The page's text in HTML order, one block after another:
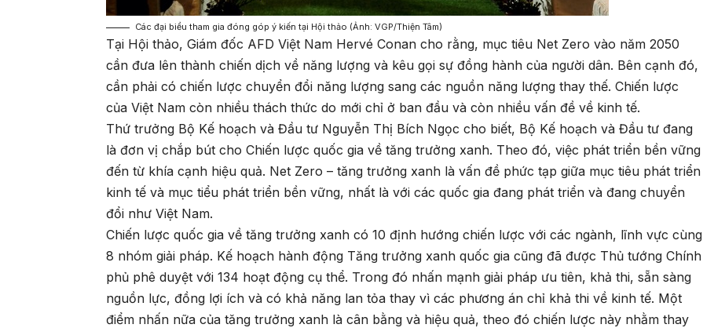
Các đại biểu tham gia đóng góp ý kiến tại Hội thảo (Ảnh: VGP/Thiện Tâm)
Tại Hội thảo, Giám đốc AFD Việt Nam Hervé Conan cho rằng, mục tiêu Net Zero vào năm 2050
cần đưa lên thành chiến dịch về năng lượng và kêu gọi sự đồng hành của người dân. Bên cạnh đó,
cần phải có chiến lược chuyển đổi năng lượng sang các nguồn năng lượng thay thế. Chiến lược
của Việt Nam còn nhiều thách thức do mới chỉ ở ban đầu và còn nhiều vấn đề về kinh tế.
Thứ trưởng Bộ Kế hoạch và Đầu tư Nguyễn Thị Bích Ngọc cho biết, Bộ Kế hoạch và Đầu tư đang
là đơn vị chắp bút cho Chiến lược quốc gia về tăng trưởng xanh. Theo đó, việc phát triển bền vững
đến từ khía cạnh hiệu quả. Net Zero – tăng trưởng xanh là vấn đề phức tạp giữa mục tiêu phát triển
kinh tế và mục tiểu phát triển bền vững, nhất là với các quốc gia đang phát triển và đang chuyển
đổi như Việt Nam.
Chiến lược quốc gia về tăng trưởng xanh có 10 định hướng chiến lược với các ngành, lĩnh vực cùng
8 nhóm giải pháp. Kế hoạch hành động Tăng trưởng xanh quốc gia cũng đã được Thủ tướng Chính
phủ phê duyệt với 134 hoạt động cụ thể. Trong đó nhấn mạnh giải pháp ưu tiên, khả thi, sẵn sàng
nguồn lực, đồng lợi ích và có khả năng lan tỏa thay vì các phương án chỉ khả thi về kinh tế. Một
điểm nhấn nữa của tăng trưởng xanh là cân bằng và hiệu quả, theo đó chiến lược này nhằm thay